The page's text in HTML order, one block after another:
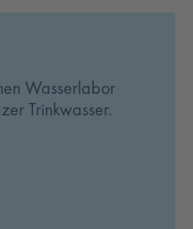
Wasserlabor
Trinkwasser.